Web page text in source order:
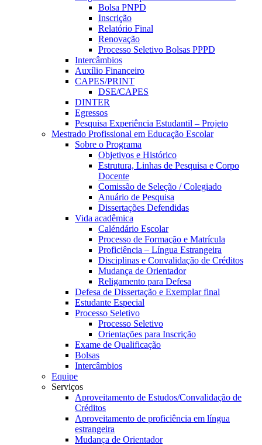
Bolsa PNPD
Inscrição
Relatório Final
Renovação
Processo Seletivo Bolsas PPPD
Intercâmbios
Auxílio Financeiro
CAPES/PRINT
DSE/CAPES
DINTER
Egressos
Pesquisa Experiência Estudantil – Projeto
Mestrado Profissional em Educação Escolar
Sobre o Programa
Objetivos e Histórico
Estrutura, Linhas de Pesquisa e Corpo
Docente
Comissão de Seleção / Colegiado
Anuário de Pesquisa
Dissertações Defendidas
Vida acadêmica
Caléndário Escolar
Processo de Formação e Matrícula
Proficiência – Língua Estrangeira
Disciplinas e Convalidação de Créditos
Mudança de Orientador
Religamento para Defesa
Defesa de Dissertação e Exemplar final
Estudante Especial
Processo Seletivo
Processo Seletivo
Orientações para Inscrição
Exame de Qualificação
Bolsas
Intercâmbios
Equipe
Serviços
Aproveitamento de Estudos/Convalidação de
Créditos
Aproveitamento de proficiência em língua
estrangeira
Mudança de Orientador